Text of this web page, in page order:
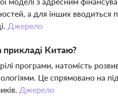
а для інших вводиться
Джерело
прикладі Китаю?
програми, натомість
Це спрямовано на
Джерело